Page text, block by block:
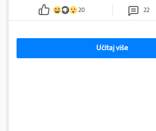
kontrolira
20 22
Učitaj više